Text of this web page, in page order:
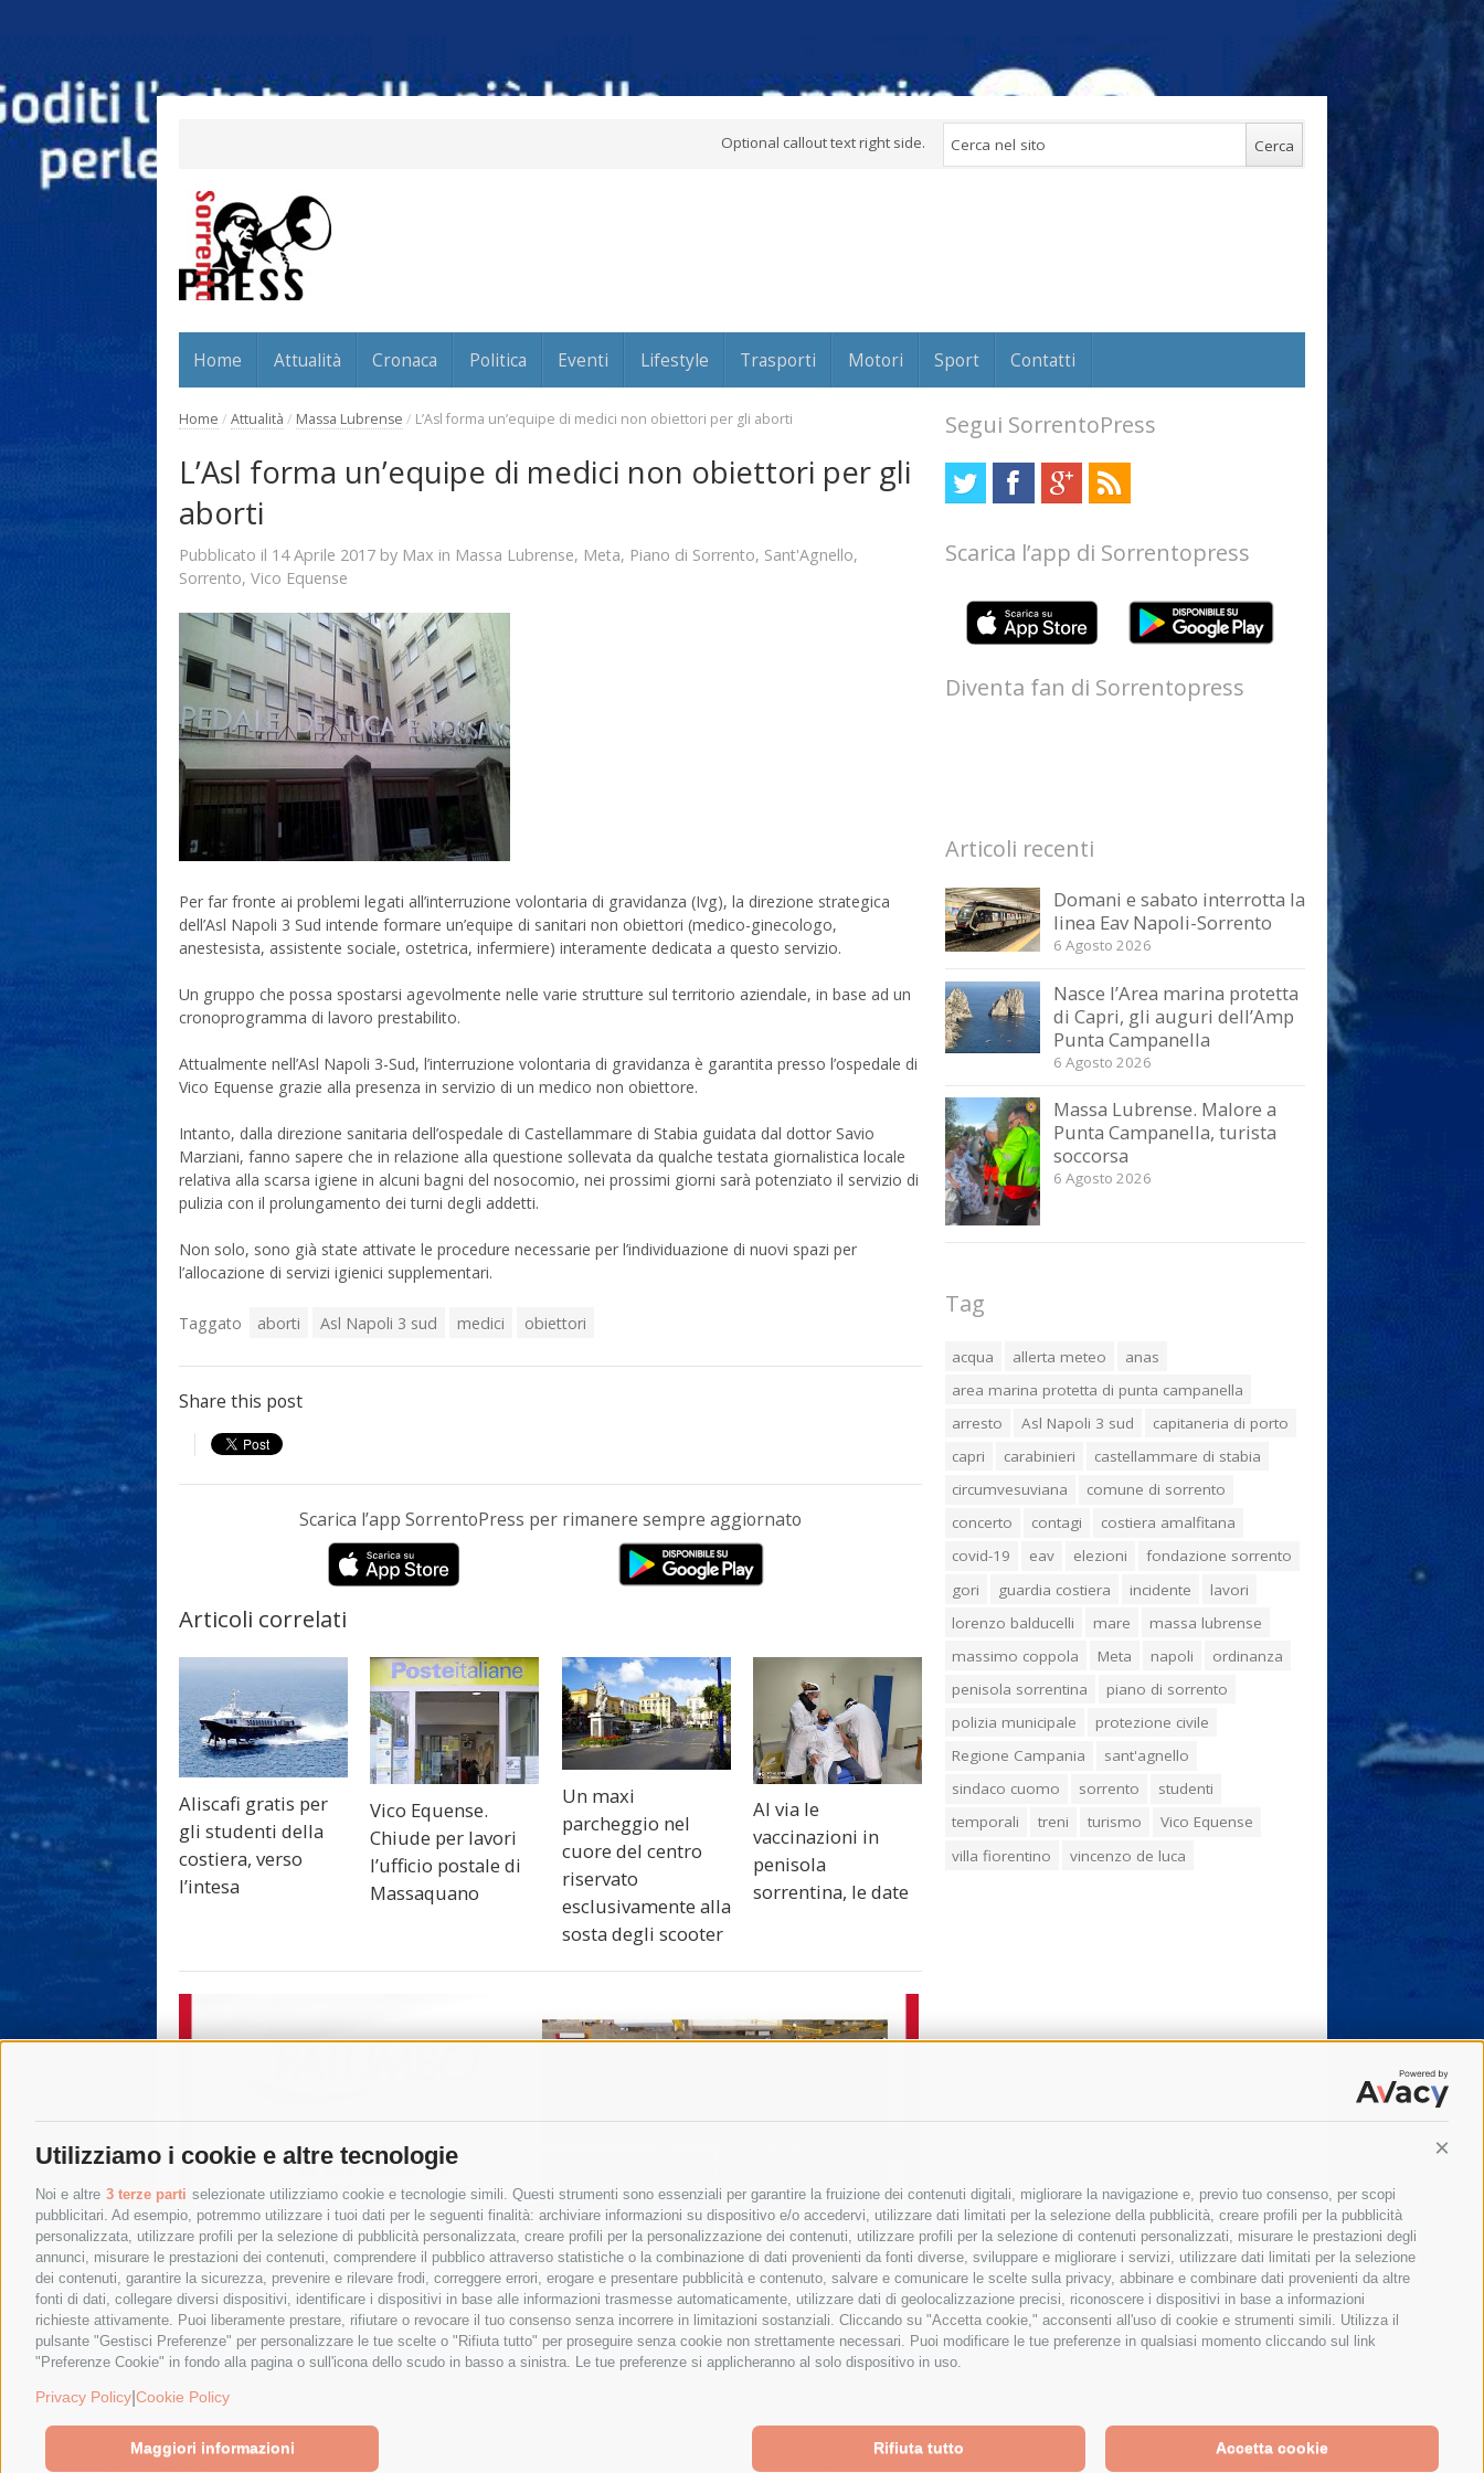
Utilizziamo i cookie e altre tecnologie
Noi e altre 3 terze parti selezionate utilizziamo cookie e tecnologie simili. Questi strumenti sono essenziali per garantire la fruizione dei contenuti digitali, migliorare la navigazione e, previo tuo consenso, per scopi
pubblicitari. Ad esempio, potremmo utilizzare i tuoi dati per le seguenti finalità: archiviare informazioni su dispositivo e/o accedervi, utilizzare dati limitati per la selezione della pubblicità, creare profili per la pubblicità
personalizzata, utilizzare profili per la selezione di pubblicità personalizzata, creare profili per la personalizzazione dei contenuti, utilizzare profili per la selezione di contenuti personalizzati, misurare le prestazioni degli
annunci, misurare le prestazioni dei contenuti, comprendere il pubblico attraverso statistiche o la combinazione di dati provenienti da fonti diverse, sviluppare e migliorare i servizi, utilizzare dati limitati per la selezione
dei contenuti, garantire la sicurezza, prevenire e rilevare frodi, correggere errori, erogare e presentare pubblicità e contenuto, salvare e comunicare le scelte sulla privacy, abbinare e combinare dati provenienti da altre
fonti di dati, collegare diversi dispositivi, identificare i dispositivi in base alle informazioni trasmesse automaticamente, utilizzare dati di geolocalizzazione precisi, riconoscere i dispositivi in base a informazioni
richieste attivamente. Puoi liberamente prestare, rifiutare o revocare il tuo consenso senza incorrere in limitazioni sostanziali. Cliccando su "Accetta cookie," acconsenti all'uso di cookie e strumenti simili. Utilizza il
pulsante "Gestisci Preferenze" per personalizzare le tue scelte o "Rifiuta tutto" per proseguire senza cookie non strettamente necessari. Puoi modificare le tue preferenze in qualsiasi momento cliccando sul link
"Preferenze Cookie" in fondo alla pagina o sull'icona dello scudo in basso a sinistra. Le tue preferenze si applicheranno al solo dispositivo in uso.
Privacy Policy Cookie Policy
Accetta cookie
Rifiuta tutto
Maggiori informazioni
Optional callout text right side.
Home Attualità Cronaca Politica Eventi Lifestyle Trasporti Motori Sport Contatti
Home / Attualità / Massa Lubrense / L’Asl forma un’equipe di medici non obiettori per gli aborti
L’Asl forma un’equipe di medici non obiettori per gli
aborti
Pubblicato il 14 Aprile 2017 by Max in Massa Lubrense, Meta, Piano di Sorrento, Sant'Agnello,
Sorrento, Vico Equense
Per far fronte ai problemi legati all’interruzione volontaria di gravidanza (Ivg), la direzione strategica
dell’Asl Napoli 3 Sud intende formare un’equipe di sanitari non obiettori (medico-ginecologo,
anestesista, assistente sociale, ostetrica, infermiere) interamente dedicata a questo servizio.
Un gruppo che possa spostarsi agevolmente nelle varie strutture sul territorio aziendale, in base ad un
cronoprogramma di lavoro prestabilito.
Attualmente nell’Asl Napoli 3-Sud, l’interruzione volontaria di gravidanza è garantita presso l’ospedale di
Vico Equense grazie alla presenza in servizio di un medico non obiettore.
Intanto, dalla direzione sanitaria dell’ospedale di Castellammare di Stabia guidata dal dottor Savio
Marziani, fanno sapere che in relazione alla questione sollevata da qualche testata giornalistica locale
relativa alla scarsa igiene in alcuni bagni del nosocomio, nei prossimi giorni sarà potenziato il servizio di
pulizia con il prolungamento dei turni degli addetti.
Non solo, sono già state attivate le procedure necessarie per l’individuazione di nuovi spazi per
l’allocazione di servizi igienici supplementari.
Taggato aborti Asl Napoli 3 sud medici obiettori
Share this post
Scarica l’app SorrentoPress per rimanere sempre aggiornato
Articoli correlati
Aliscafi gratis per
gli studenti della
costiera, verso
l’intesa
Vico Equense.
Chiude per lavori
l’ufficio postale di
Massaquano
Un maxi
parcheggio nel
cuore del centro
riservato
esclusivamente alla
sosta degli scooter
Al via le
vaccinazioni in
penisola
sorrentina, le date
Segui SorrentoPress
Scarica l’app di Sorrentopress
Diventa fan di Sorrentopress
Articoli recenti
Domani e sabato interrotta la
linea Eav Napoli-Sorrento
6 Agosto 2026
Nasce l’Area marina protetta
di Capri, gli auguri dell’Amp
Punta Campanella
6 Agosto 2026
Massa Lubrense. Malore a
Punta Campanella, turista
soccorsa
6 Agosto 2026
Tag
acqua allerta meteo
anas
area marina protetta di punta campanella
arresto
Asl Napoli 3 sud
capitaneria di porto
capri
carabinieri
castellammare di stabia
circumvesuviana
comune di sorrento
concerto
contagi
costiera amalfitana
covid-19
eav elezioni
fondazione sorrento
gori
guardia costiera incidente
lavori
lorenzo balducelli
mare
massa lubrense
massimo coppola
Meta napoli
ordinanza
penisola sorrentina
piano di sorrento
polizia municipale
protezione civile
Regione Campania
sant'agnello
sindaco cuomo
sorrento
studenti
temporali
treni turismo
Vico Equense
villa fiorentino
vincenzo de luca
© 2015 SorrentoPress. All rights reserved.
Privacy policy